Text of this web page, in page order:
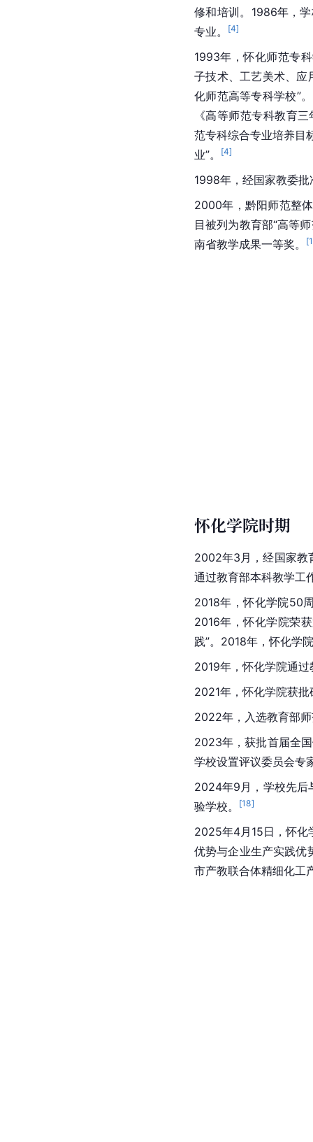
修和培训。1986年，
专业。
[4]
1993年，怀化师范专
子技术、工艺美术、应
化师范高等专科学校”。
《高等师范专科教育
范专科综合专业培养目
业”。
[4]
1998年，经国家教委批
2000年，黔阳师范整
目被列为教育部“高等
南省教学成果一等奖。
[
怀化学院时期
2002年3月，经国家教
通过教育部本科教学工
2018年，怀化学院50
2016年，怀化学院荣
践”。2018年，怀化学
2019年，怀化学院通
2021年，怀化学院获
2022年，入选教育部
2023年，获批首届全
学校设置评议委员会专
2024年9月，学校先后
验学校。
[18]
2025年4月15日，怀化
优势与企业生产实践优
市产教联合体精细化工